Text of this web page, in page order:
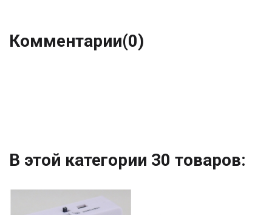
Комментарии(0)
В этой категории 30 товаров: